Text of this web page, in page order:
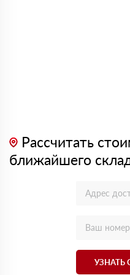
Рассчитать
ближайшего
УЗНАТЬ